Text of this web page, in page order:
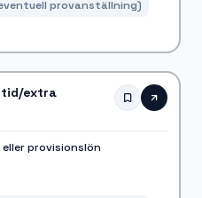
provanställning)
extra
provisionslön